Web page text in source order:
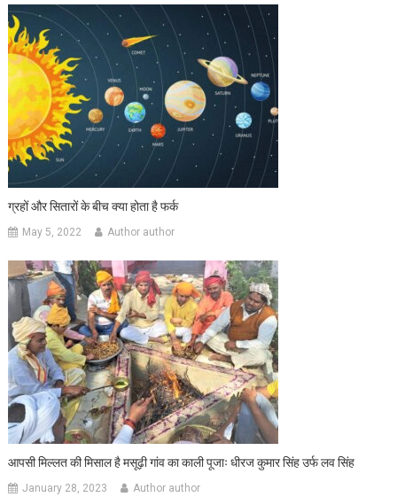
ग्रहों और सितारों के बीच क्या होता है फर्क
May 5, 2022 Author author
आपसी मिल्लत की मिसाल है मसूढ़ी गांव का काली पूजाः धीरज कुमार सिंह उर्फ लव सिंह
January 28, 2023 Author author